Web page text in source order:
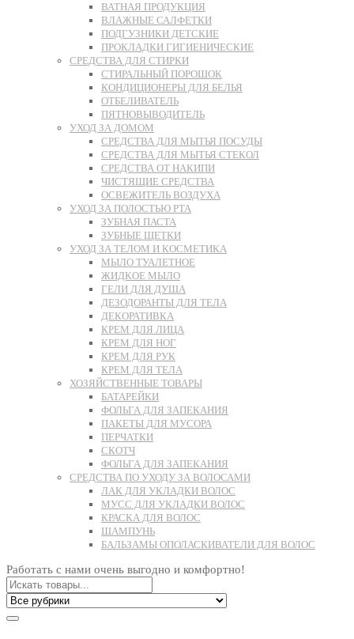
ВАТНАЯ ПРОДУКЦИЯ
ВЛАЖНЫЕ САЛФЕТКИ
ПОДГУЗНИКИ ДЕТСКИЕ
ПРОКЛАДКИ ГИГИЕНИЧЕСКИЕ
СРЕДСТВА ДЛЯ СТИРКИ
СТИРАЛЬНЫЙ ПОРОШОК
КОНДИЦИОНЕРЫ ДЛЯ БЕЛЬЯ
ОТБЕЛИВАТЕЛЬ
ПЯТНОВЫВОДИТЕЛЬ
УХОД ЗА ДОМОМ
СРЕДСТВА ДЛЯ МЫТЬЯ ПОСУДЫ
СРЕДСТВА ДЛЯ МЫТЬЯ СТЕКОЛ
СРЕДСТВА ОТ НАКИПИ
ЧИСТЯЩИЕ СРЕДСТВА
ОСВЕЖИТЕЛЬ ВОЗДУХА
УХОД ЗА ПОЛОСТЬЮ РТА
ЗУБНАЯ ПАСТА
ЗУБНЫЕ ЩЕТКИ
УХОД ЗА ТЕЛОМ И КОСМЕТИКА
МЫЛО ТУАЛЕТНОЕ
ЖИДКОЕ МЫЛО
ГЕЛИ ДЛЯ ДУША
ДЕЗОДОРАНТЫ ДЛЯ ТЕЛА
ДЕКОРАТИВКА
КРЕМ ДЛЯ ЛИЦА
КРЕМ ДЛЯ НОГ
КРЕМ ДЛЯ РУК
КРЕМ ДЛЯ ТЕЛА
ХОЗЯЙСТВЕННЫЕ ТОВАРЫ
БАТАРЕЙКИ
ФОЛЬГА ДЛЯ ЗАПЕКАНИЯ
ПАКЕТЫ ДЛЯ МУСОРА
ПЕРЧАТКИ
СКОТЧ
ФОЛЬГА ДЛЯ ЗАПЕКАНИЯ
СРЕДСТВА ПО УХОДУ ЗА ВОЛОСАМИ
ЛАК ДЛЯ УКЛАДКИ ВОЛОС
МУСС ДЛЯ УКЛАДКИ ВОЛОС
КРАСКА ДЛЯ ВОЛОС
ШАМПУНЬ
БАЛЬЗАМЫ ОПОЛАСКИВАТЕЛИ ДЛЯ ВОЛОС
Работать с нами очень выгодно и комфортно!